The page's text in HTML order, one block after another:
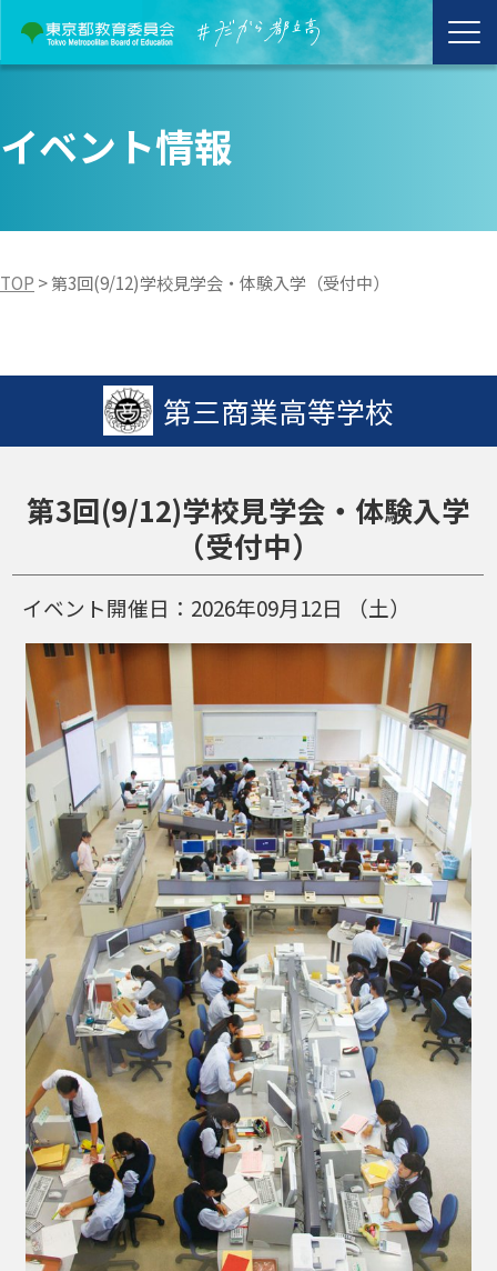
イベント情報
TOP >第3回(9/12)学校見学会・体験入学（受付中）
第三商業高等学校
第3回(9/12)学校見学会・体験入学
（受付中）
イベント開催日： 2026年09月12日 （土）